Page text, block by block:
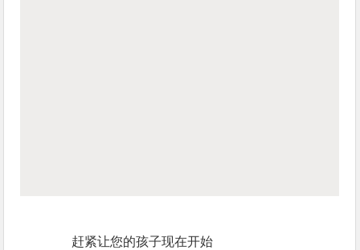
赶紧让您的孩子现在开始